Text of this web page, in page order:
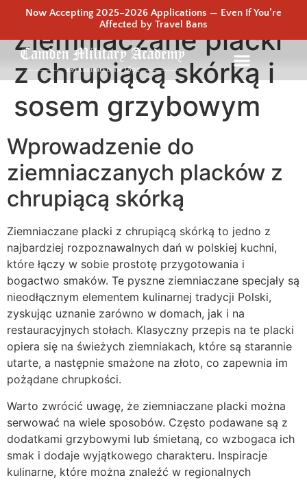
Now Accepting 2025–2026 Applications — Even If You’re
Affected by Travel Bans
Ziemniaczane placki
z chrupiącą skórką i
sosem grzybowym
Wprowadzenie do
ziemniaczanych placków z
chrupiącą skórką
Ziemniaczane placki z chrupiącą skórką to jedno z
najbardziej rozpoznawalnych dań w polskiej kuchni,
które łączy w sobie prostotę przygotowania i
bogactwo smaków. Te pyszne ziemniaczane specjały są
nieodłącznym elementem kulinarnej tradycji Polski,
zyskując uznanie zarówno w domach, jak i na
restauracyjnych stołach. Klasyczny przepis na te placki
opiera się na świeżych ziemniakach, które są starannie
utarte, a następnie smażone na złoto, co zapewnia im
pożądane chrupkości.
Warto zwrócić uwagę, że ziemniaczane placki można
serwować na wiele sposobów. Często podawane są z
dodatkami grzybowymi lub śmietaną, co wzbogaca ich
smak i dodaje wyjątkowego charakteru. Inspiracje
kulinarne, które można znaleźć w regionalnych